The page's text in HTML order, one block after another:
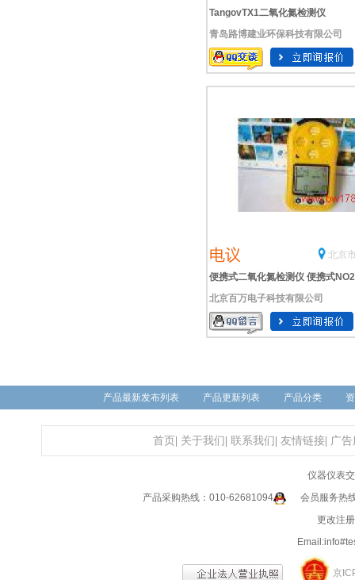
TangovTX1二氧化氮检测仪
青岛路博建业环保科技有限公司
电议
北京
便携式二氧化氮检测仪 便携式
测仪 便携式二氧化氮测定仪
北京百万电子科技有限公司
产品最新发布列表 产品更新列表 产品分类
首页 关于我们 联系我们 友情链接| 广告
仪器仪表
产品采购热线：010-62681094
会员服务热
更改注
京